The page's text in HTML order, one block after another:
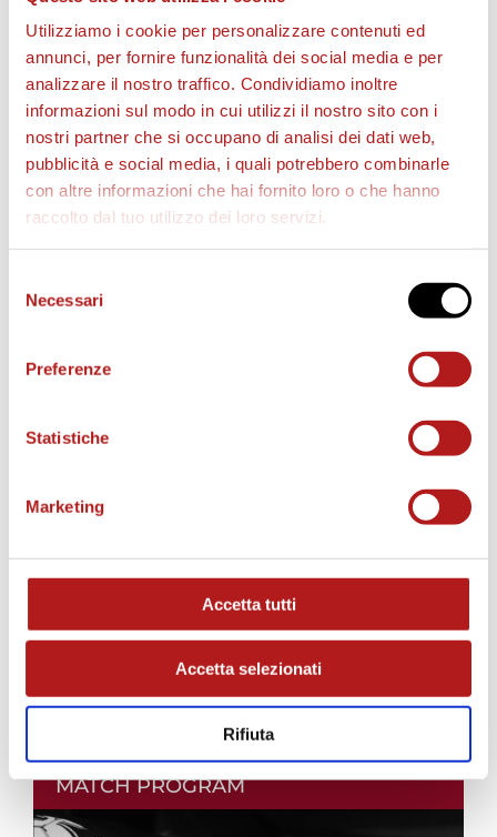
Utilizziamo i cookie per personalizzare contenuti ed
annunci, per fornire funzionalità dei social media e per
analizzare il nostro traffico. Condividiamo inoltre
informazioni sul modo in cui utilizzi il nostro sito con i
nostri partner che si occupano di analisi dei dati web,
pubblicità e social media, i quali potrebbero combinarle
con altre informazioni che hai fornito loro o che hanno
raccolto dal tuo utilizzo dei loro servizi.
delNecessari
Preferenze
Statistiche
Marketing
Accetta tutti
Accetta selezionati
Rifiuta
BIGLIETTI
MATCH PROGRAM